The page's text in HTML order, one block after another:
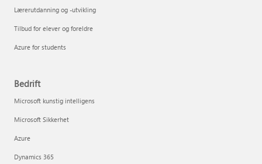
Lærerutdanning og -utvikling
Tilbud for elever og foreldre
Azure for students
Bedrift
Microsoft kunstig intelligens
Microsoft Sikkerhet
Azure
Dynamics 365